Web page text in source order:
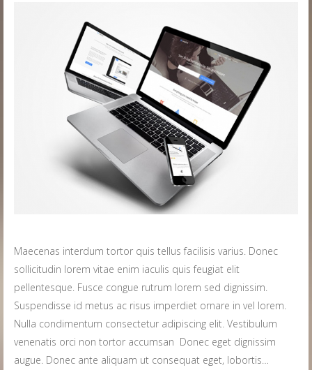
Maecenas interdum tortor quis tellus facilisis varius. Donec
sollicitudin lorem vitae enim iaculis quis feugiat elit
pellentesque. Fusce congue rutrum lorem sed dignissim.
Suspendisse id metus ac risus imperdiet ornare in vel lorem.
Nulla condimentum consectetur adipiscing elit. Vestibulum
venenatis orci non tortor accumsan Donec eget dignissim
augue. Donec ante aliquam ut consequat eget, lobortis…